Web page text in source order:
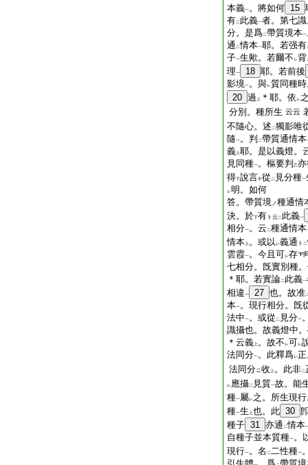
本義一。將如何 15
有二 此義一者。第七
分。是爲二帶質境本一
通 二情本一耶。若强有
子一生歟。若爾不 レ背
理一 18 耶。若前後
影境一。與レ質同種
20 過 上 ＊耶。依 レ
分別。種所生 云云
不隨心。述 二獨影唯
隨一。判 二帶質通情本
義 上耶。是以義燈。
見同種一。樞要判 乙
得下說言中從 二 見分種一
レ明。如何
答。帶質境ノ種通情
決。於下有 ト云二 此義一
相分一。云 二種通情本
情本 上 。或以 レ義通 ト 二
雲霞一。今且可レ存
七相分。旣實別種
＊耶。若實論二 此義一
相違一 27 也。故准
本一。現行相分。旣
法中一。或從 二 見分一
識攝也。故義燈中
＊云義 上 。故不 レ可レ
法同分一。此釋爲レ
法同分ニ收 上 。此非二
レ應攝二 見質一故。能
種一屬レ之。所生現
種一生 上也。此 30
種子 31 亦通 二情本
自種子並本質種一。
現行一。名 二二性種一